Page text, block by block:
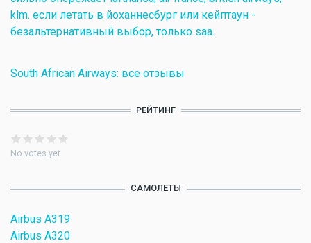
klm. если летать в йоханнесбург или кейптаун -
безальтернативный выбор, только saa.
South African Airways: все отзывы
РЕЙТИНГ
No votes yet
САМОЛЕТЫ
Airbus A319
Airbus A320